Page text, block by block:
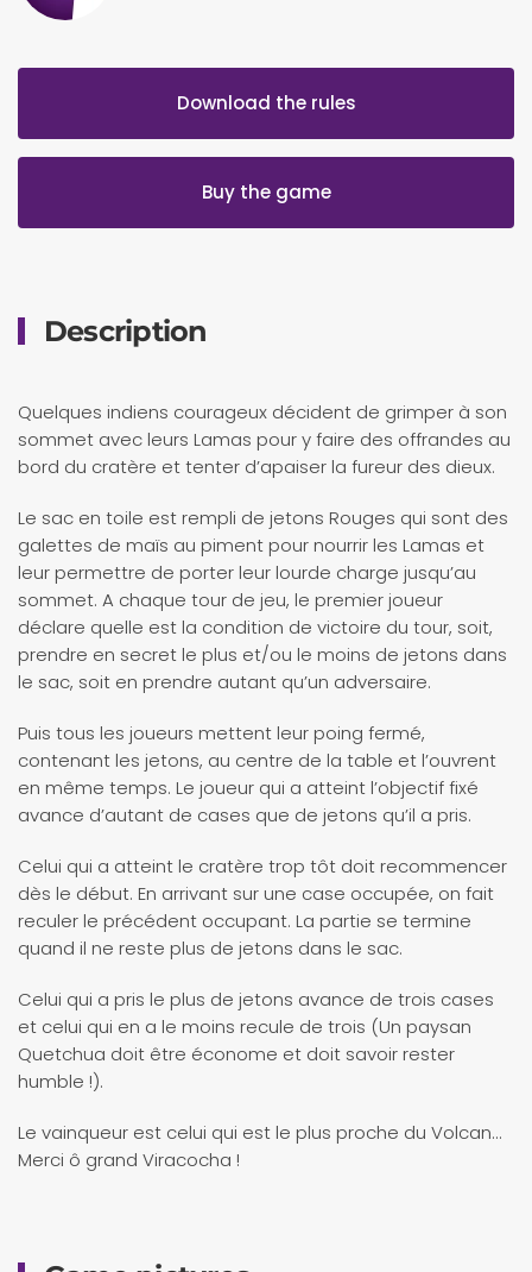
Download the rules
Buy the game
Description
Quelques indiens courageux décident de grimper à son
sommet avec leurs Lamas pour y faire des offrandes au
bord du cratère et tenter d’apaiser la fureur des dieux.
Le sac en toile est rempli de jetons Rouges qui sont des
galettes de maïs au piment pour nourrir les Lamas et
leur permettre de porter leur lourde charge jusqu’au
sommet. A chaque tour de jeu, le premier joueur
déclare quelle est la condition de victoire du tour, soit,
prendre en secret le plus et/ou le moins de jetons dans
le sac, soit en prendre autant qu’un adversaire.
Puis tous les joueurs mettent leur poing fermé,
contenant les jetons, au centre de la table et l’ouvrent
en même temps. Le joueur qui a atteint l’objectif fixé
avance d’autant de cases que de jetons qu’il a pris.
Celui qui a atteint le cratère trop tôt doit recommencer
dès le début. En arrivant sur une case occupée, on fait
reculer le précédent occupant. La partie se termine
quand il ne reste plus de jetons dans le sac.
Celui qui a pris le plus de jetons avance de trois cases
et celui qui en a le moins recule de trois (Un paysan
Quetchua doit être économe et doit savoir rester
humble !).
Le vainqueur est celui qui est le plus proche du Volcan…
Merci ô grand Viracocha !